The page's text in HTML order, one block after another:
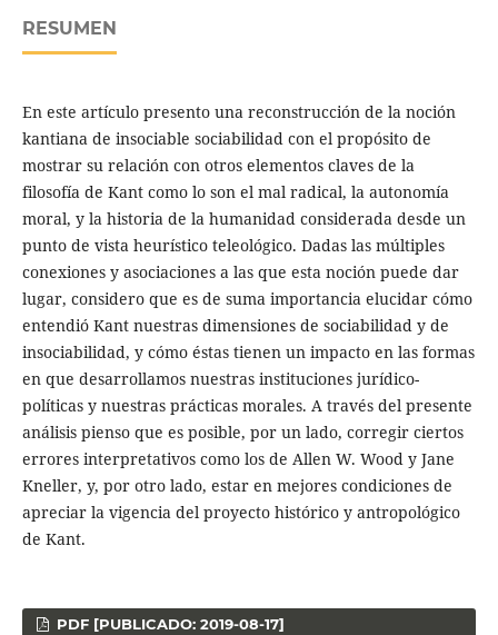
RESUMEN
En este artículo presento una reconstrucción de la noción
kantiana de insociable sociabilidad con el propósito de
mostrar su relación con otros elementos claves de la
filosofía de Kant como lo son el mal radical, la autonomía
moral, y la historia de la humanidad considerada desde un
punto de vista heurístico teleológico. Dadas las múltiples
conexiones y asociaciones a las que esta noción puede dar
lugar, considero que es de suma importancia elucidar cómo
entendió Kant nuestras dimensiones de sociabilidad y de
insociabilidad, y cómo éstas tienen un impacto en las formas
en que desarrollamos nuestras instituciones jurídico-
políticas y nuestras prácticas morales. A través del presente
análisis pienso que es posible, por un lado, corregir ciertos
errores interpretativos como los de Allen W. Wood y Jane
Kneller, y, por otro lado, estar en mejores condiciones de
apreciar la vigencia del proyecto histórico y antropológico
de Kant.
PDF [PUBLICADO: 2019-08-17]